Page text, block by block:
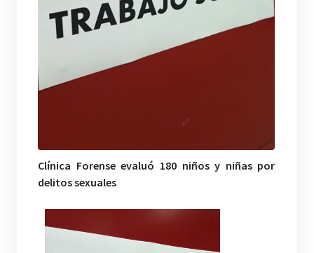
Clínica Forense evaluó 180 niños y niñas por
delitos sexuales